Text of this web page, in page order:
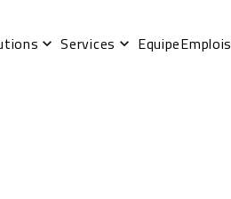
Services EquipeEmplois